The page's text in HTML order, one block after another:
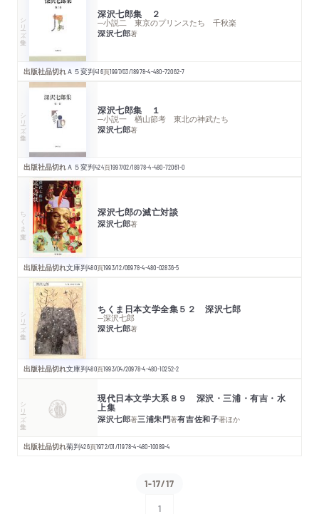
シリーズ・全集 深沢七郎集 ２
─小説二 東京のプリンスたち 千秋楽
深沢七郎著
出版社品切れＡ５変判416頁1997/03/18978-4-480-72062-7
シリーズ・全集 深沢七郎集 １
─小説一 楢山節考 東北の神武たち
深沢七郎著
出版社品切れＡ５変判424頁1997/02/18978-4-480-72061-0
ちくま文庫 深沢七郎の滅亡対談
深沢七郎著
出版社品切れ文庫判480頁1993/12/06978-4-480-02836-5
シリーズ・全集 ちくま日本文学全集５２ 深沢七郎
─深沢七郎
深沢七郎著
出版社品切れ文庫判480頁1993/04/20978-4-480-10252-2
シリーズ・全集 現代日本文学大系８９ 深沢・三浦・有吉・水
上集
深沢七郎著三浦朱門著有吉佐和子著ほか
出版社品切れ菊判426頁1972/01/11978-4-480-10089-4
1-17/17
1